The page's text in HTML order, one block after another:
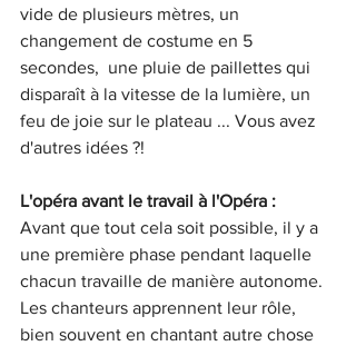
vide de plusieurs mètres, un
changement de costume en 5
secondes,  une pluie de paillettes qui
disparaît à la vitesse de la lumière, un
feu de joie sur le plateau ... Vous avez
d'autres idées ?!
L'opéra avant le travail à l'Opéra :
Avant que tout cela soit possible, il y a
une première phase pendant laquelle
chacun travaille de manière autonome.
Les chanteurs apprennent leur rôle,
bien souvent en chantant autre chose